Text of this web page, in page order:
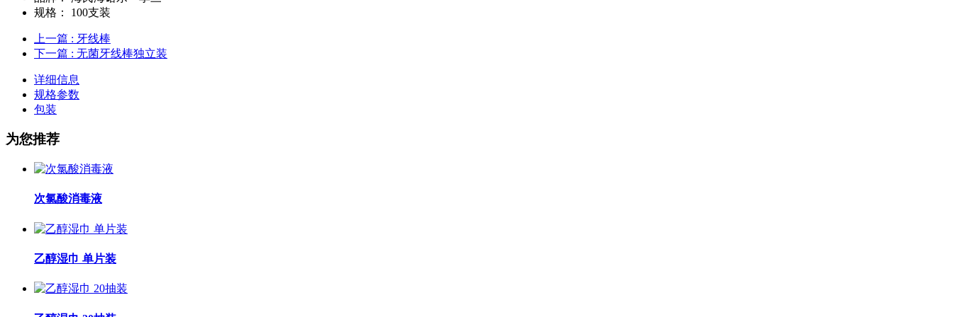
规格：
100支装
上一篇 : 牙线棒
下一篇 : 无菌牙线棒独立装
详细信息
规格参数
包装
为您推荐
次氯酸消毒液
乙醇湿巾 单片装